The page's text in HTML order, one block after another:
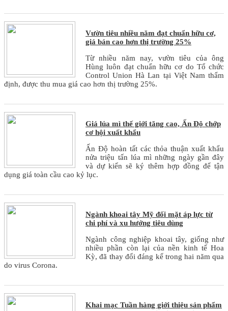
Vườn tiêu nhiều năm đạt chuẩn hữu cơ,
giá bán cao hơn thị trường 25%
Từ nhiều năm nay, vườn tiêu của ông
Hùng luôn đạt chuẩn hữu cơ do Tổ chức
Control Union Hà Lan tại Việt Nam thẩm
định, được thu mua giá cao hơn thị trường 25%.
Giá lúa mì thế giới tăng cao, Ấn Độ chớp
cơ hội xuất khẩu
Ấn Độ hoàn tất các thỏa thuận xuất khẩu
nửa triệu tấn lúa mì những ngày gần đây
và dự kiến sẽ ký thêm hợp đồng để tận
dụng giá toàn cầu cao kỷ lục.
Ngành khoai tây Mỹ đối mặt áp lực từ
chi phí và xu hướng tiêu dùng
Ngành công nghiệp khoai tây, giống như
nhiều phần còn lại của nền kinh tế Hoa
Kỳ, đã thay đổi đáng kể trong hai năm qua
do virus Corona.
Khai mạc Tuần hàng giới thiệu sản phẩm